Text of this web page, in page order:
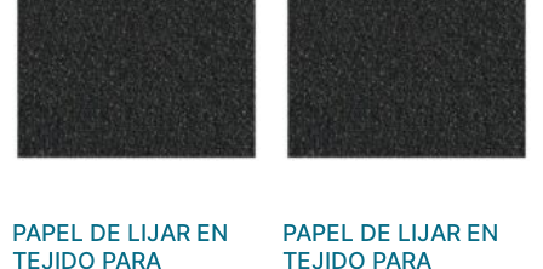
PAPEL DE LIJAR EN
TEJIDO PARA
PAPEL DE LIJAR EN
TEJIDO PARA